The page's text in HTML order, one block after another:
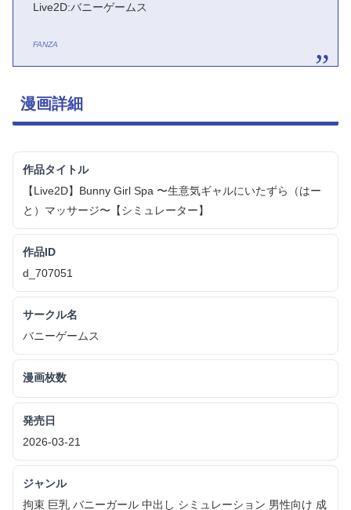
Live2D:バニーゲームス
FANZA
漫画詳細
作品タイトル
【Live2D】Bunny Girl Spa 〜生意気ギャルにいたずら（はー
と）マッサージ〜【シミュレーター】
作品ID
d_707051
サークル名
バニーゲームス
漫画枚数
発売日
2026-03-21
ジャンル
拘束 巨乳 バニーガール 中出し シミュレーション 男性向け 成